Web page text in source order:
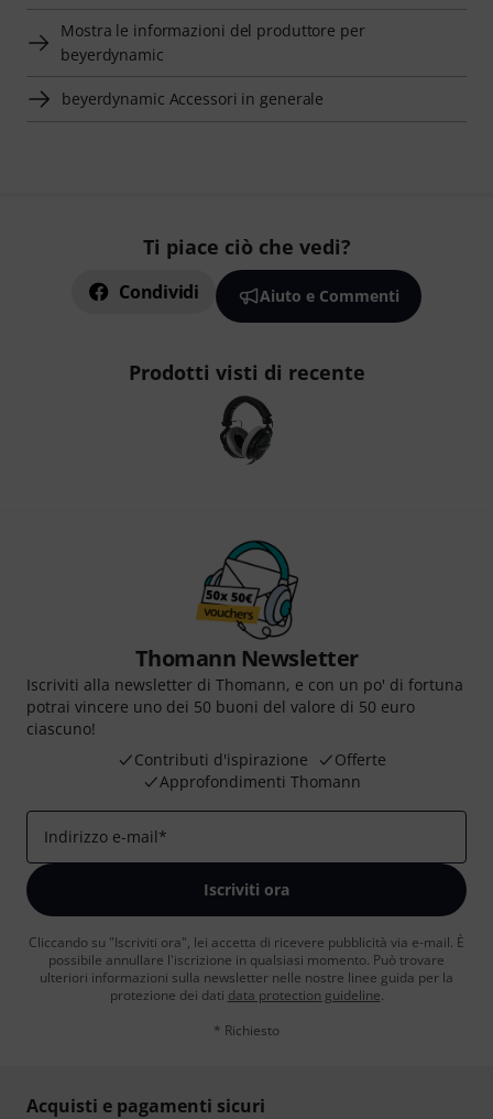
Mostra le informazioni del produttore per
beyerdynamic
beyerdynamic Accessori in generale
Ti piace ciò che vedi?
Condividi Aiuto e Commenti
Prodotti visti di recente
Thomann Newsletter
Iscriviti alla newsletter di Thomann, e con un po' di fortuna
potrai vincere uno dei 50 buoni del valore di 50 euro
ciascuno!
Contributi d'ispirazione
Offerte
Approfondimenti Thomann
Indirizzo e-mail*
Iscriviti ora
Cliccando su "Iscriviti ora", lei accetta di ricevere pubblicità via e-mail. È
possibile annullare l'iscrizione in qualsiasi momento. Può trovare
ulteriori informazioni sulla newsletter nelle nostre linee guida per la
protezione dei dati data protection guideline.
* Richiesto
Acquisti e pagamenti sicuri